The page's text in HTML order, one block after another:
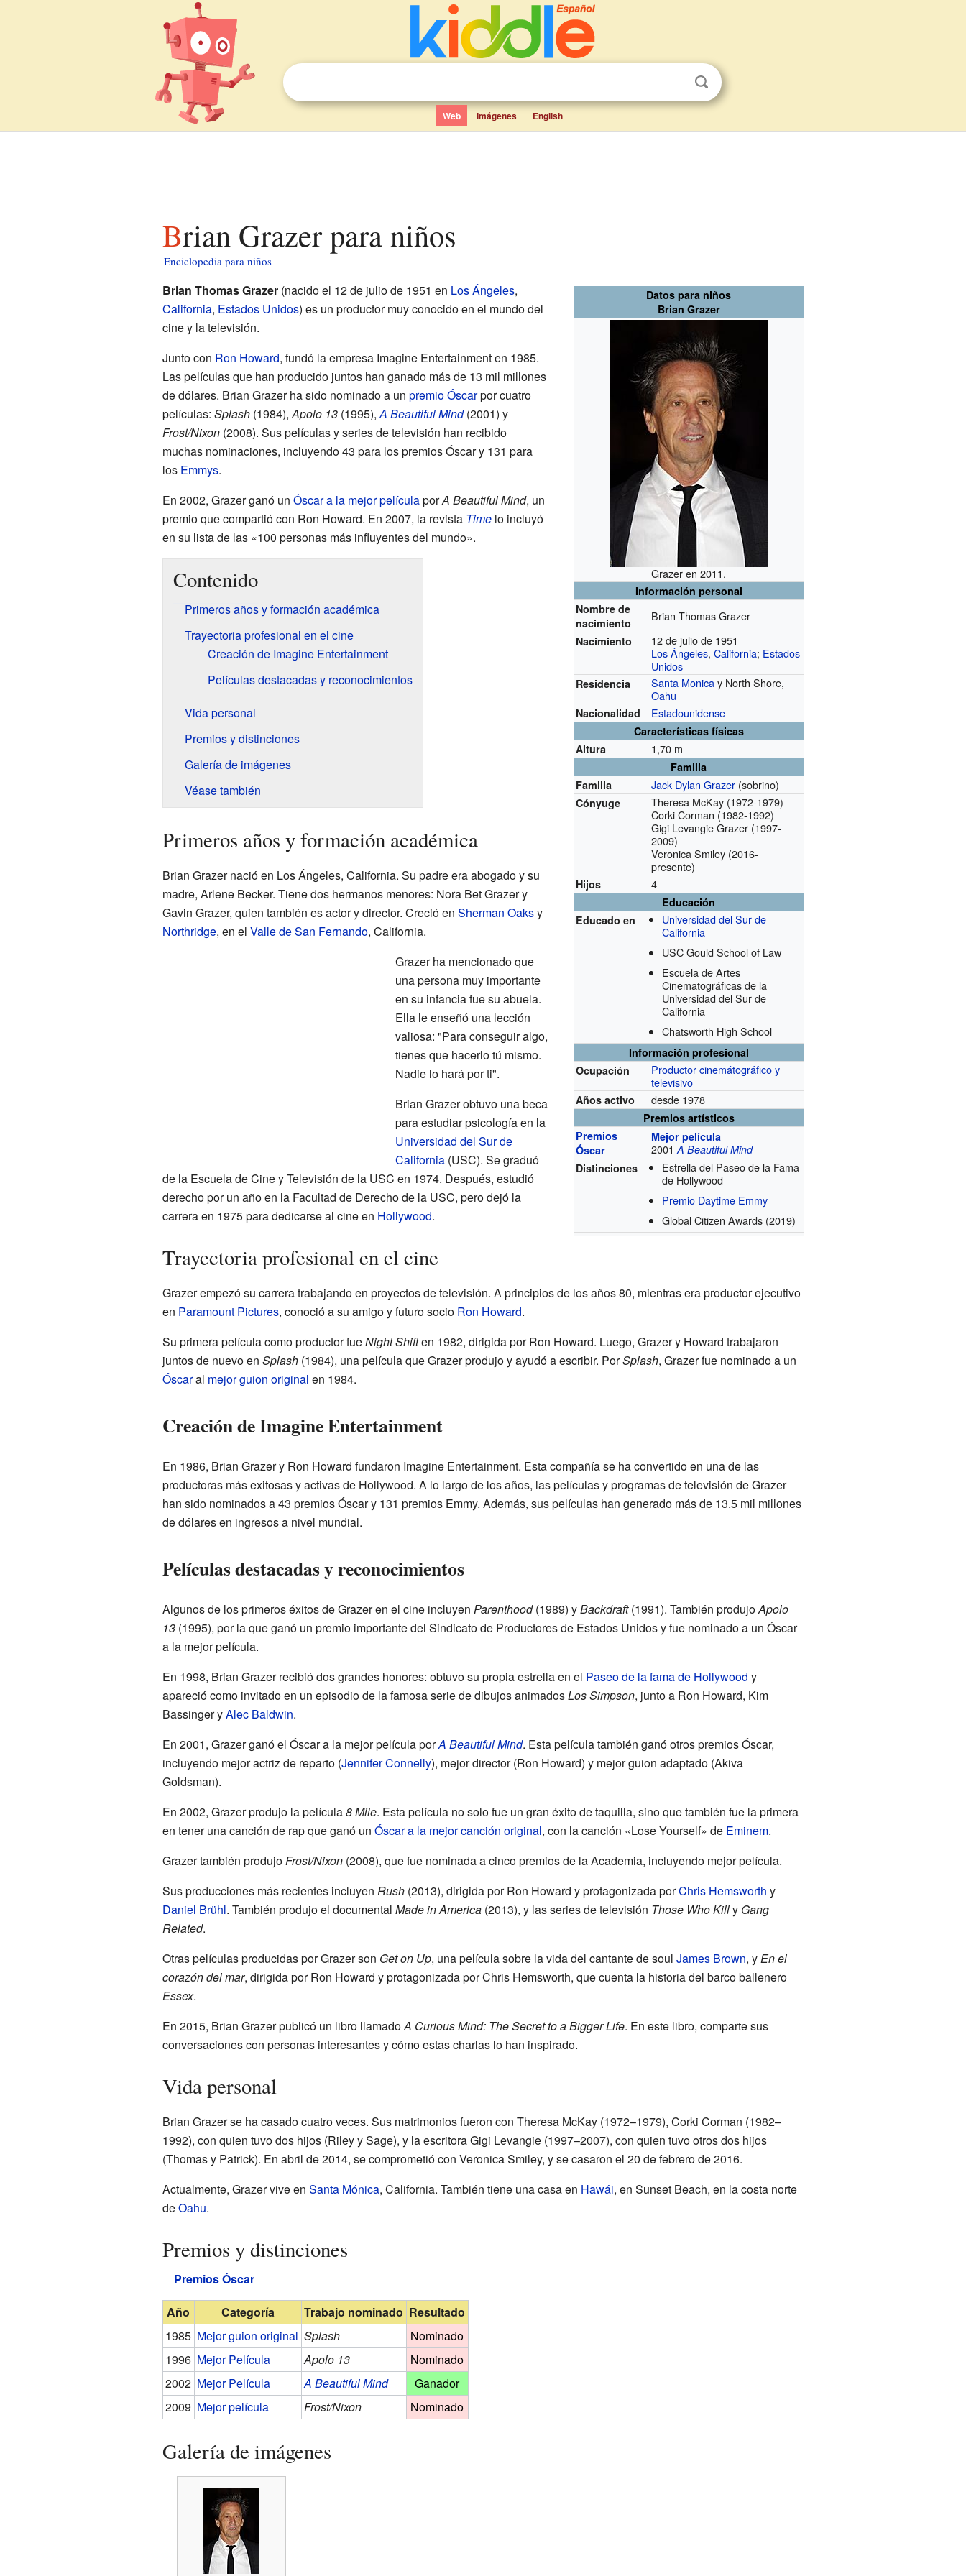
Web Imágenes English
Brian Grazer para niños
Enciclopedia para niños
Datos para niños
Brian Grazer
Grazer en 2011.
Información personal
Nombre de
nacimiento
Brian Thomas Grazer
Nacimiento
12 de julio de 1951
Los Ángeles,California; Estados
Unidos
Residencia Santa Monicay North Shore,
Oahu
Nacionalidad Estadounidense
Características físicas
Altura
1,70 m
Familia
Familia
Jack Dylan Grazer (sobrino)
Cónyuge Theresa McKay (1972-1979)
Corki Corman (1982-1992)
Gigi Levangie Grazer (1997-
2009)
Veronica Smiley (2016-
presente)
Hijos 4
Educación
Educado en
Universidad del Sur de
California
USC Gould School of Law
Escuela de Artes
Cinematográficas de la
Universidad del Sur de
California
Chatsworth High School
Información profesional
Ocupación
Productor cinemátográfico y
televisivo
Años activo desde 1978
Premios artísticos
Premios
Óscar
Mejor película
2001A Beautiful Mind
Distinciones
Estrella del Paseo de la Fama
de Hollywood
Premio Daytime Emmy
Global Citizen Awards (2019)
Brian Thomas Grazer(nacido el 12 de julio de 1951 en Los Ángeles,
California, Estados Unidos) es un productor muy conocido en el mundo del
cine y la televisión.
Junto con Ron Howard, fundó la empresa Imagine Entertainment en 1985.
Las películas que han producido juntos han ganado más de 13 mil millones
de dólares. Brian Grazer ha sido nominado a un premio Óscarpor cuatro
películas: Splash(1984),Apolo 13(1995),A Beautiful Mind(2001) y
Frost/Nixon(2008). Sus películas y series de televisión han recibido
muchas nominaciones, incluyendo 43 para los premios Óscar y 131 para
los Emmys.
En 2002, Grazer ganó un Óscar a la mejor películaporA Beautiful Mind, un
premio que compartió con Ron Howard. En 2007, la revista Timelo incluyó
en su lista de las «100 personas más influyentes del mundo».
Contenido
Primeros años y formación académica
Trayectoria profesional en el cine
Creación de Imagine Entertainment
Películas destacadas y reconocimientos
Vida personal
Premios y distinciones
Galería de imágenes
Véase también
Primeros años y formación académica
Brian Grazer nació en Los Ángeles, California. Su padre era abogado y su
madre, Arlene Becker. Tiene dos hermanos menores: Nora Bet Grazer y
Gavin Grazer, quien también es actor y director. Creció en Sherman Oaksy
Northridge, en el Valle de San Fernando, California.
Grazer ha mencionado que
una persona muy importante
en su infancia fue su abuela.
Ella le enseñó una lección
valiosa: "Para conseguir algo,
tienes que hacerlo tú mismo.
Nadie lo hará por ti".
Brian Grazer obtuvo una beca
para estudiar psicología en la
Universidad del Sur de
California(USC). Se graduó
de la Escuela de Cine y Televisión de la USC en 1974. Después, estudió
derecho por un año en la Facultad de Derecho de la USC, pero dejó la
carrera en 1975 para dedicarse al cine en Hollywood.
Trayectoria profesional en el cine
Grazer empezó su carrera trabajando en proyectos de televisión. A principios de los años 80, mientras era productor ejecutivo
en Paramount Pictures, conoció a su amigo y futuro socio Ron Howard.
Su primera película como productor fueNight Shiften 1982, dirigida por Ron Howard. Luego, Grazer y Howard trabajaron
juntos de nuevo en Splash(1984), una película que Grazer produjo y ayudó a escribir. PorSplash, Grazer fue nominado a un
Óscaral mejor guion original en 1984.
Creación de Imagine Entertainment
En 1986, Brian Grazer y Ron Howard fundaron Imagine Entertainment. Esta compañía se ha convertido en una de las
productoras más exitosas y activas de Hollywood. A lo largo de los años, las películas y programas de televisión de Grazer
han sido nominados a 43 premios Óscar y 131 premios Emmy. Además, sus películas han generado más de 13.5 mil millones
de dólares en ingresos a nivel mundial.
Películas destacadas y reconocimientos
Algunos de los primeros éxitos de Grazer en el cine incluyen Parenthood(1989) yBackdraft(1991). También produjoApolo
13(1995), por la que ganó un premio importante del Sindicato de Productores de Estados Unidos y fue nominado a un Óscar
a la mejor película.
En 1998, Brian Grazer recibió dos grandes honores: obtuvo su propia estrella en el Paseo de la fama de Hollywood y
apareció como invitado en un episodio de la famosa serie de dibujos animadosLos Simpson, junto a Ron Howard, Kim
Bassinger yAlec Baldwin.
En 2001, Grazer ganó el Óscar a la mejor película porA Beautiful Mind. Esta película también ganó otros premios Óscar,
incluyendo mejor actriz de reparto (Jennifer Connelly), mejor director (Ron Howard) y mejor guion adaptado (Akiva
Goldsman).
En 2002, Grazer produjo la película8 Mile. Esta película no solo fue un gran éxito de taquilla, sino que también fue la primera
en tener una canción de rap que ganó un Óscar a la mejor canción original, con la canción «Lose Yourself» de Eminem.
Grazer también produjoFrost/Nixon(2008), que fue nominada a cinco premios de la Academia, incluyendo mejor película.
Sus producciones más recientes incluyen Rush(2013), dirigida por Ron Howard y protagonizada porChris Hemsworth y
Daniel Brühl. También produjo el documental Made in America(2013), y las series de televisión Those Who Killy Gang
Related.
Otras películas producidas por Grazer son Get on Up, una película sobre la vida del cantante de soul James Brown, yEn el
corazón del mar, dirigida por Ron Howard y protagonizada por Chris Hemsworth, que cuenta la historia del barco ballenero
Essex.
En 2015, Brian Grazer publicó un libro llamadoA Curious Mind: The Secret to a Bigger Life. En este libro, comparte sus
conversaciones con personas interesantes y cómo estas charlas lo han inspirado.
Vida personal
Brian Grazer se ha casado cuatro veces. Sus matrimonios fueron con Theresa McKay (1972–1979), Corki Corman (1982–
1992), con quien tuvo dos hijos (Riley y Sage), y la escritora Gigi Levangie (1997–2007), con quien tuvo otros dos hijos
(Thomas y Patrick). En abril de 2014, se comprometió con Veronica Smiley, y se casaron el 20 de febrero de 2016.
Actualmente, Grazer vive en Santa Mónica, California. También tiene una casa en Hawái, en Sunset Beach, en la costa norte
deOahu.
Premios y distinciones
Premios Óscar
Año
Categoría Trabajo nominado Resultado
1985 Mejor guion original Splash
Nominado
1996 Mejor Película Apolo 13
Nominado
2002 Mejor Película A Beautiful Mind
Ganador
2009 Mejor película Frost/Nixon Nominado
Galería de imágenes